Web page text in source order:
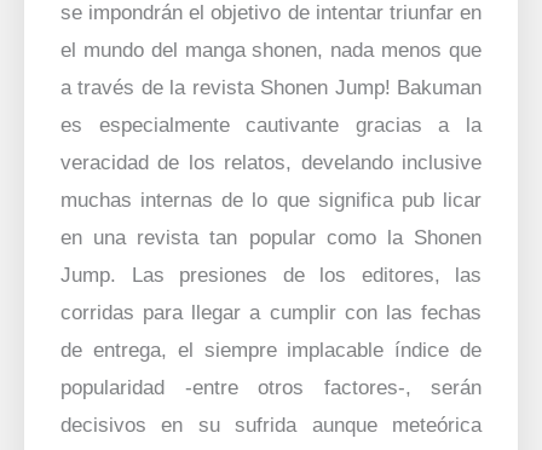
se impondrán el objetivo de intentar triunfar en
el mundo del manga shonen, nada menos que
a través de la revista Shonen Jump! Bakuman
es especialmente cautivante gracias a la
veracidad de los relatos, develando inclusive
muchas internas de lo que significa pub licar
en una revista tan popular como la Shonen
Jump. Las presiones de los editores, las
corridas para llegar a cumplir con las fechas
de entrega, el siempre implacable índice de
popularidad -entre otros factores-, serán
decisivos en su sufrida aunque meteórica